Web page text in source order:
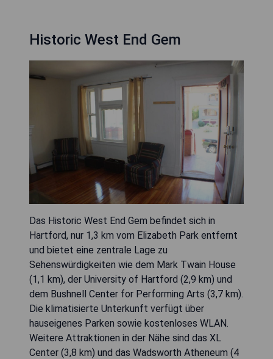
Historic West End Gem
Das Historic West End Gem befindet sich in
Hartford, nur 1,3 km vom Elizabeth Park entfernt
und bietet eine zentrale Lage zu
Sehenswürdigkeiten wie dem Mark Twain House
(1,1 km), der University of Hartford (2,9 km) und
dem Bushnell Center for Performing Arts (3,7 km).
Die klimatisierte Unterkunft verfügt über
hauseigenes Parken sowie kostenloses WLAN.
Weitere Attraktionen in der Nähe sind das XL
Center (3,8 km) und das Wadsworth Atheneum (4